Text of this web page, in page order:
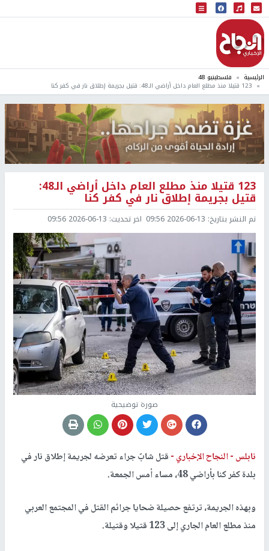
البث المباشر
إذاعة النجاح
الرئيسية فلسطينيو 48
123 قتيلا منذ مطلع العام داخل أراضي الـ48: قتيل بجريمة إطلاق نار في كفر كنا
123 قتيلا منذ مطلع العام داخل أراضي الـ48:
قتيل بجريمة إطلاق نار في كفر كنا
تم النشر بتاريخ: 2026-06-13 09:56 اخر تحديث: 2026-06-13 09:56
صورة توضيحية
نابلس -النجاح الإخباري -قتل شابٌ جراء تعرضه لجريمة إطلاق نار في
بلدة كفر كنا بأراضي 48، مساء أمس الجمعة.
وبهذه الجريمة، ترتفع حصيلة ضحايا جرائم القتل في المجتمع العربي
منذ مطلع العام الجاري إلى 123 قتيلا وقتيلة.